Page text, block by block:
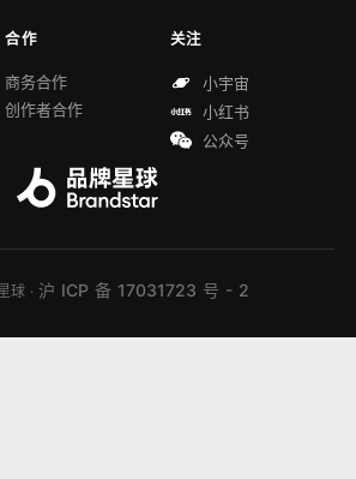
合作
商务合作
创作者合作
关注
小宇宙
小红书
公众号
球 · 沪 ICP 备 17031723 号 - 2